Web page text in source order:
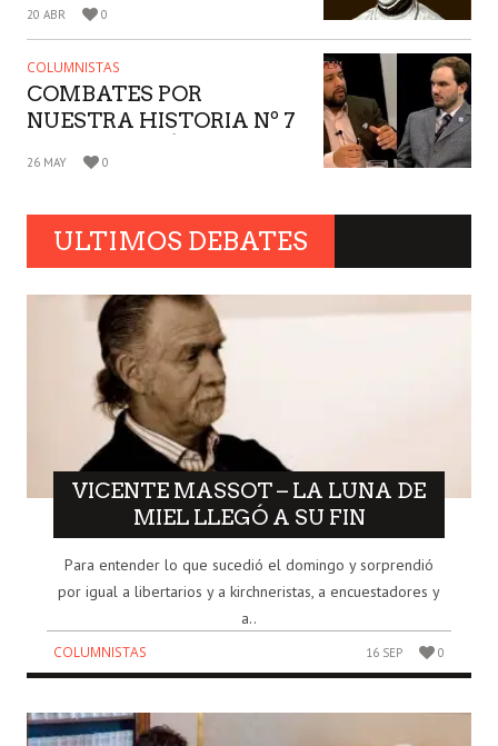
VALOR
20 ABR 0
COLUMNISTAS
COMBATES POR
NUESTRA HISTORIA Nº 7
TESTIMONIO DEL
26 MAY 0
ULTIMOS DEBATES
VICENTE MASSOT – LA LUNA DE
MIEL LLEGÓ A SU FIN
Para entender lo que sucedió el domingo y sorprendió
por igual a libertarios y a kirchneristas, a encuestadores y
a..
COLUMNISTAS 16 SEP 0